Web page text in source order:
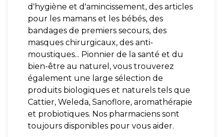
d'hygiène et d'amincissement, des articles
pour les mamans et les bébés, des
bandages de premiers secours, des
masques chirurgicaux, des anti-
moustiques... Pionnier de la santé et du
bien-être au naturel, vous trouverez
également une large sélection de
produits biologiques et naturels tels que
Cattier, Weleda, Sanoflore, aromathérapie
et probiotiques. Nos pharmaciens sont
toujours disponibles pour vous aider.